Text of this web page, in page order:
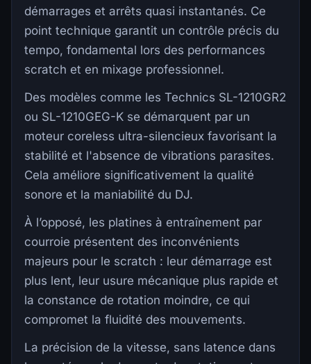
démarrages et arrêts quasi instantanés. Ce
point technique garantit un contrôle précis du
tempo, fondamental lors des performances
scratch et en mixage professionnel.
Des modèles comme les Technics SL-1210GR2
ou SL-1210GEG-K se démarquent par un
moteur coreless ultra-silencieux favorisant la
stabilité et l'absence de vibrations parasites.
Cela améliore significativement la qualité
sonore et la maniabilité du DJ.
À l’opposé, les platines à entraînement par
courroie présentent des inconvénients
majeurs pour le scratch : leur démarrage est
plus lent, leur usure mécanique plus rapide et
la constance de rotation moindre, ce qui
compromet la fluidité des mouvements.
La précision de la vitesse, sans latence dans